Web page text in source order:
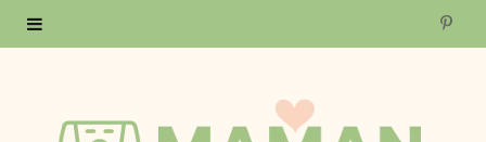
P